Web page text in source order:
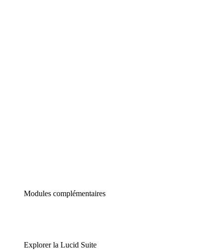
Modules complémentaires
Explorer la Lucid Suite